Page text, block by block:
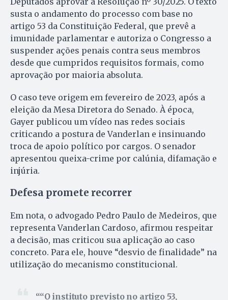
susta o andamento do processo com base no
artigo 53 da Constituição Federal, que prevê a
imunidade parlamentar e autoriza o Congresso a
suspender ações penais contra seus membros
desde que cumpridos requisitos formais, como
aprovação por maioria absoluta.
O caso teve origem em fevereiro de 2023, após a
eleição da Mesa Diretora do Senado. À época,
Gayer publicou um vídeo nas redes sociais
criticando a postura de Vanderlan e insinuando
troca de apoio político por cargos. O senador
apresentou queixa-crime por calúnia, difamação e
injúria.
Defesa promete recorrer
Em nota, o advogado Pedro Paulo de Medeiros, que
representa Vanderlan Cardoso, afirmou respeitar
a decisão, mas criticou sua aplicação ao caso
concreto. Para ele, houve “desvio de finalidade” na
utilização do mecanismo constitucional.
“O instituto previsto no artigo 53,